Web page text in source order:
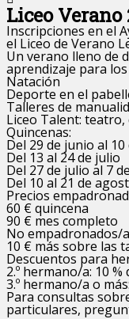
Liceo Verano
Inscripciones en el
el Liceo de Verano
Un verano lleno de
aprendizaje para
Natación
Deporte en el
Talleres de
Liceo Talent: teatro,
Quincenas:
Del 29 de junio al
Del 13 al 24 de julio
Del 27 de julio al 7
Del 10 al 21 de
Precios
60 € quincena
90 € mes completo
No empadronados/
10 € más sobre las
Descuentos para
2.º hermano/a: 10
3.º hermano/a o
Para consultas
particulares,